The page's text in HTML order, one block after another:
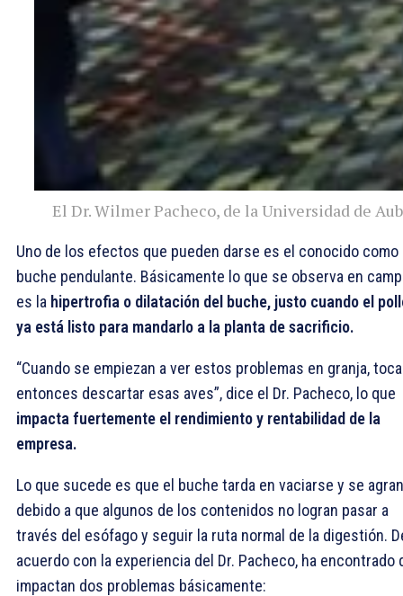
El Dr. Wilmer Pacheco, de la Universidad de
Uno de los efectos que pueden darse es el conocido como
buche pendulante. Básicamente lo que se observa en
es la hipertrofia o dilatación del buche, justo cuando el
ya está listo para mandarlo a la planta de sacrificio.
“Cuando se empiezan a ver estos problemas en granja, toca
entonces descartar esas aves”, dice el Dr. Pacheco, lo que
impacta fuertemente el rendimiento y rentabilidad de la
empresa.
Lo que sucede es que el buche tarda en vaciarse y se
debido a que algunos de los contenidos no logran pasar a
través del esófago y seguir la ruta normal de la digestión.
acuerdo con la experiencia del Dr. Pacheco, ha encontrado
impactan dos problemas básicamente: